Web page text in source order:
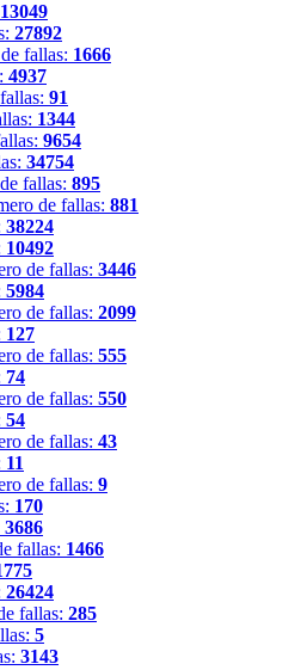
13049
27892
fallas: 1666
4937
91
1344
9654
34754
fallas: 895
de fallas: 881
38224
10492
de fallas: 3446
5984
de fallas: 2099
127
de fallas: 555
74
de fallas: 550
54
de fallas: 43
11
de fallas: 9
170
3686
fallas: 1466
26424
fallas: 285
5
3143